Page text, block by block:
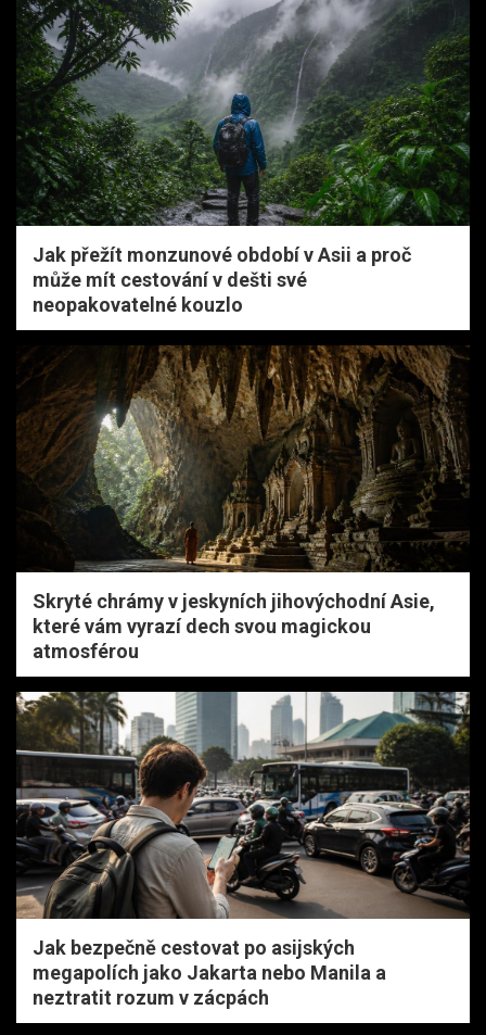
Jak přežít monzunové období v Asii a proč
může mít cestování v dešti své
neopakovatelné kouzlo
Skryté chrámy v jeskyních jihovýchodní Asie,
které vám vyrazí dech svou magickou
atmosférou
Jak bezpečně cestovat po asijských
megapolích jako Jakarta nebo Manila a
neztratit rozum v zácpách